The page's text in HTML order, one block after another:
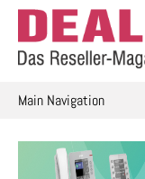
Skip
content
Main Navigation